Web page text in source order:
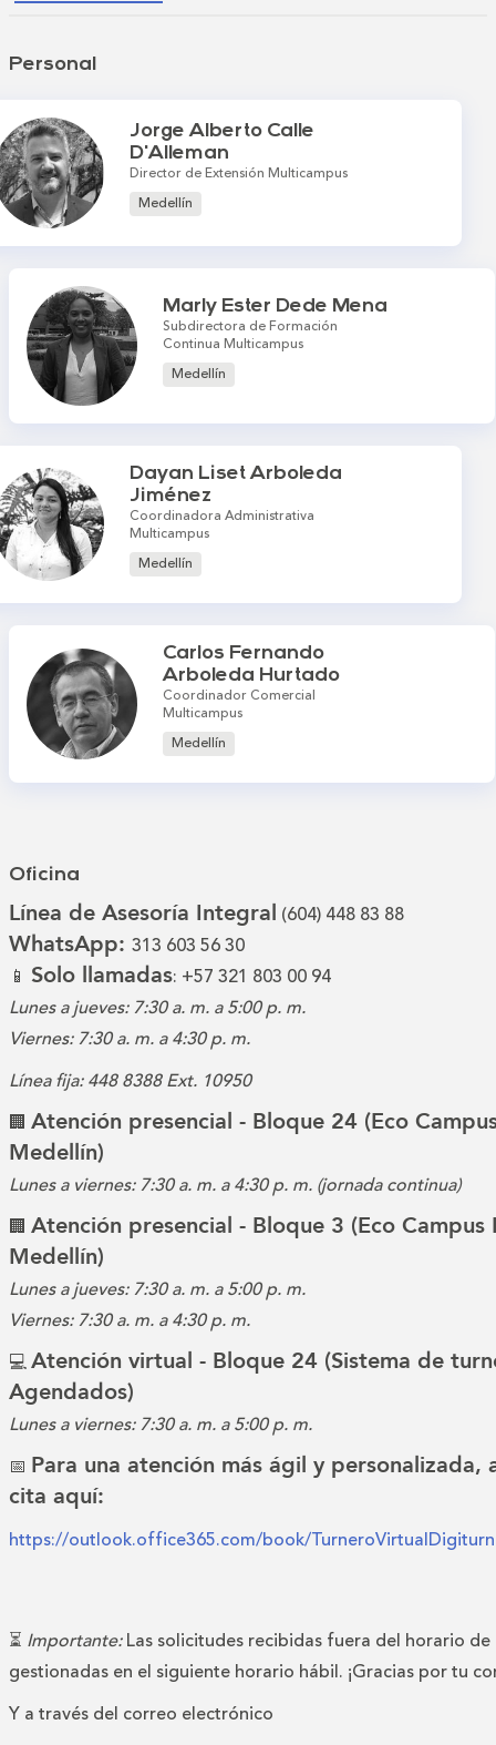
Personal
Jorge Alberto Calle
D'Alleman
Director de Extensión Multicampus
Medellín
Marly Ester Dede Mena
Subdirectora de Formación
Continua Multicampus
Medellín
Dayan Liset Arboleda
Jiménez
Coordinadora Administrativa
Multicampus
Medellín
Carlos Fernando
Arboleda Hurtado
Coordinador Comercial
Multicampus
Medellín
Oficina
Línea de Asesoría Integral (604) 448 83 88
WhatsApp: 313 603 56 30
📱 Solo llamadas: +57 321 803 00 94
Lunes a jueves: 7:30 a. m. a 5:00 p. m.
Viernes: 7:30 a. m. a 4:30 p. m.
Línea fija: 448 8388 Ext. 10950
🏢 Atención presencial - Bloque 24 (Eco
Medellín)
Lunes a viernes: 7:30 a. m. a 4:30 p. m. (jornada continua)
🏢 Atención presencial - Bloque 3 (Eco Campus
Medellín)
Lunes a jueves: 7:30 a. m. a 5:00 p. m.
Viernes: 7:30 a. m. a 4:30 p. m.
💻Atención virtual - Bloque 24 (Sistema de
Agendados)
Lunes a viernes: 7:30 a. m. a 5:00 p. m.
📅 Para una atención más ágil y personalizada,
cita aquí:
https://outlook.office365.com/book/
⏳ Importante:Las solicitudes recibidas fuera del horario de
gestionadas en el siguiente horario hábil. ¡Gracias por tu
Y a través del correo electrónico